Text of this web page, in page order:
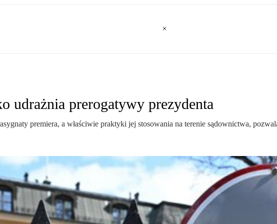
udrażnia prerogatywy prezydenta
premiera, a właściwie praktyki jej stosowania na terenie sądownictwa,